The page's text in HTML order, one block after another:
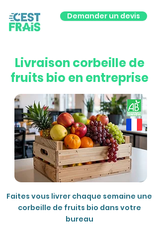
Demander un devis
Livraison corbeille de
fruits bio en entreprise
Faites vous livrer chaque semaine une
corbeille de fruits bio dans votre
bureau